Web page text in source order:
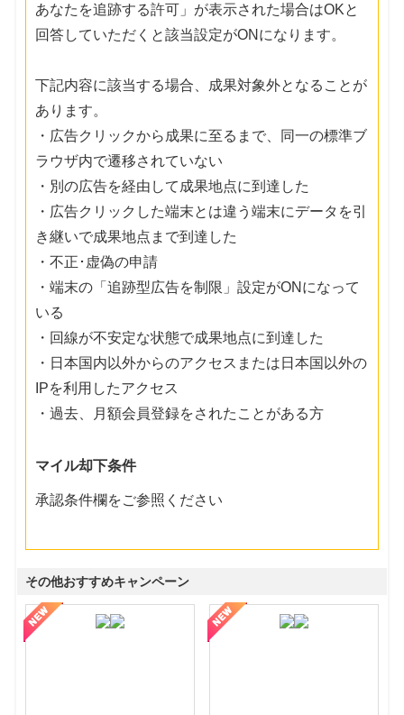
あなたを追跡する許可」が表示された場合はOKと
回答していただくと該当設定がONになります。
下記内容に該当する場合、成果対象外となることが
あります。
・広告クリックから成果に至るまで、同一の標準ブ
ラウザ内で遷移されていない
・別の広告を経由して成果地点に到達した
・広告クリックした端末とは違う端末にデータを引
き継いで成果地点まで到達した
・不正･虚偽の申請
・端末の「追跡型広告を制限」設定がONになって
いる
・回線が不安定な状態で成果地点に到達した
・日本国内以外からのアクセスまたは日本国以外の
IPを利用したアクセス
・過去、月額会員登録をされたことがある方
マイル却下条件
承認条件欄をご参照ください
その他おすすめキャンペーン